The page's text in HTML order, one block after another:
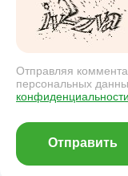
Отправляя
персональных
конфиденциальности
Отправить